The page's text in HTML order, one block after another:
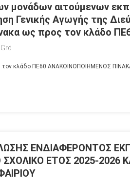
μονάδων αιτούμενων
Γενικής Αγωγής της
ως προς τον κλάδο
Grd
τον κλάδο ΠΕ60 ΑΝΑΚΟΙΝΟΠΟΙΗΜΕΝΟΣ
ΕΝΔΙΑΦΕΡΟΝΤΟΣ
ΕΤΟΣ 2025-2026